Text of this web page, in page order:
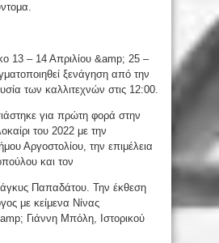
13 – 14 Απριλίου &amp; 25 –
ξενάγηση από την
των καλλιτεχνών στις 12:00.
για πρώτη φορά στην
του 2022 με την
Αργοστολίου, την επιμέλεια
και τον
Παπαδάτου. Την έκθεση
με κείμενα Νίνας
Γιάννη Μπόλη, Ιστορικού